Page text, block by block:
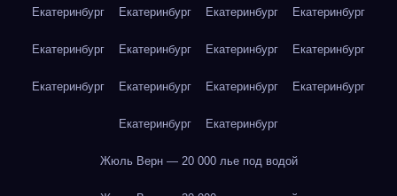
Екатеринбург Екатеринбург Екатеринбург Екатеринбург
Екатеринбург Екатеринбург Екатеринбург Екатеринбург
Екатеринбург Екатеринбург Екатеринбург Екатеринбург
Екатеринбург Екатеринбург
Жюль Верн — 20 000 лье под водой